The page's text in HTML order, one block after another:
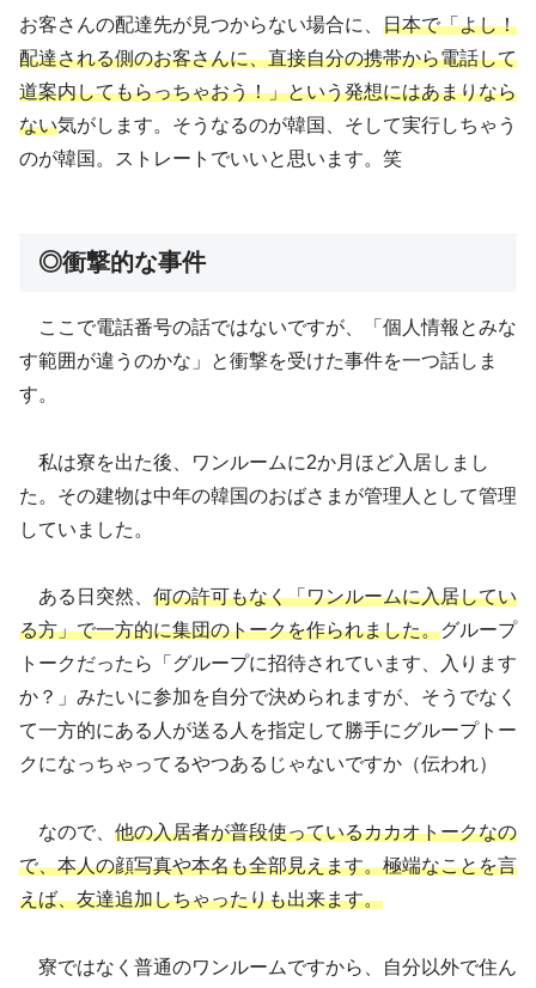
お客さんの配達先が見つからない場合に、 日本で「よし！
配達される側のお客さんに、直接自分の携帯から電話して
道案内してもらっちゃおう！」という発想にはあまりなら
ない気がします。そうなるのが韓国、そして実行しちゃう
のが韓国。ストレートでいいと思います。笑
◎衝撃的な事件
ここで電話番号の話ではないですが、「個人情報とみな
す範囲が違うのかな」と衝撃を受けた事件を一つ話しま
す。
私は寮を出た後、ワンルームに2か月ほど入居しまし
た。その建物は中年の韓国のおばさまが管理人として管理
していました。
ある日突然、 何の許可もなく「ワンルームに入居してい
る方」で一方的に集団のトークを作られました。グループ
トークだったら「グループに招待されています、入ります
か？」みたいに参加を自分で決められますが、そうでなく
て一方的にある人が送る人を指定して勝手にグループトー
クになっちゃってるやつあるじゃないですか（伝われ）
なので、 他の入居者が普段使っているカカオトークなの
で、本人の顔写真や本名も全部見えます。極端なことを言
えば、友達追加しちゃったりも出来ます。
寮ではなく普通のワンルームですから、自分以外で住ん